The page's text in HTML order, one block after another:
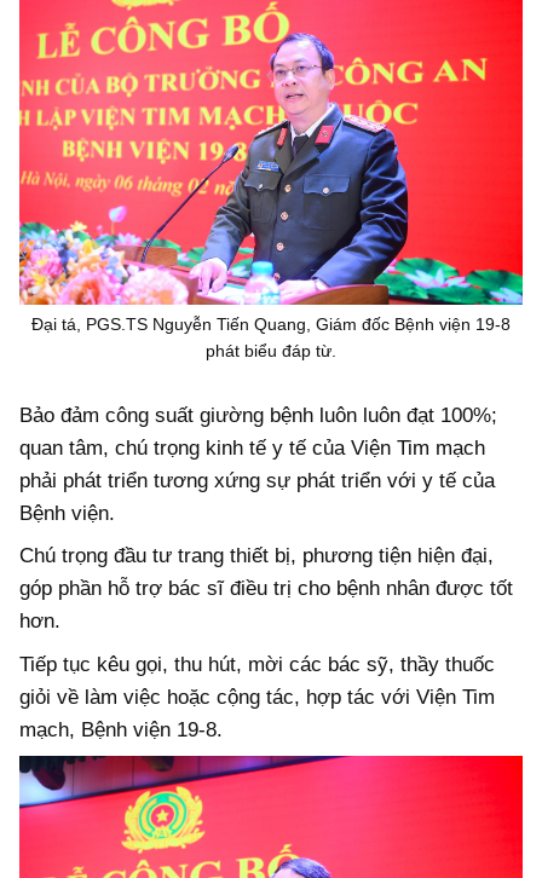
Đại tá, PGS.TS Nguyễn Tiến Quang, Giám đốc Bệnh viện 19-8
phát biểu đáp từ.
Bảo đảm công suất giường bệnh luôn luôn đạt 100%;
quan tâm, chú trọng kinh tế y tế của Viện Tim mạch
phải phát triển tương xứng sự phát triển với y tế của
Bệnh viện.
Chú trọng đầu tư trang thiết bị, phương tiện hiện đại,
góp phần hỗ trợ bác sĩ điều trị cho bệnh nhân được tốt
hơn.
Tiếp tục kêu gọi, thu hút, mời các bác sỹ, thầy thuốc
giỏi về làm việc hoặc cộng tác, hợp tác với Viện Tim
mạch, Bệnh viện 19-8.